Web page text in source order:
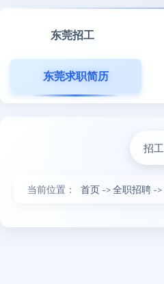
东莞招工
东莞求职简历
招工
当前位置： 首页 ->全职招聘 ->